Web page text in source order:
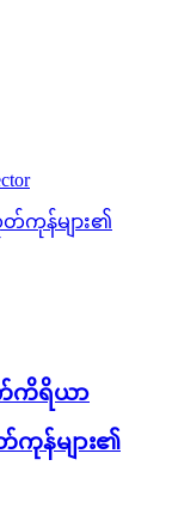
ကိရိယာ
န်များ၏